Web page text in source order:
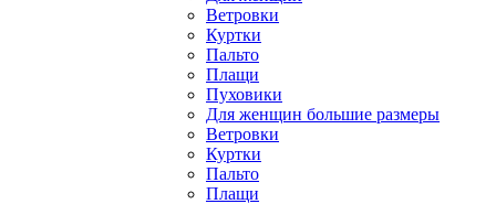
Ветровки
Куртки
Пальто
Плащи
Пуховики
Для женщин большие размеры
Ветровки
Куртки
Пальто
Плащи